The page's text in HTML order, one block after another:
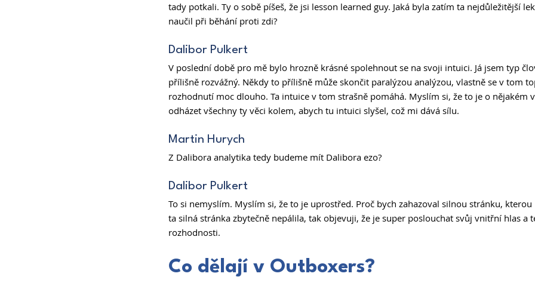
tady potkali. Ty o sobě píšeš, že jsi lesson learned guy. Jaká byla zatím ta nejdůležitější
naučil při běhání proti zdi?
Dalibor Pulkert
V poslední době pro mě bylo hrozně krásné spolehnout se na svoji intuici. Já jsem typ
přílišně rozvážný. Někdy to přílišně může skončit paralýzou analýzou, vlastně se v tom
rozhodnutí moc dlouho. Ta intuice v tom strašně pomáhá. Myslím si, že to je o nějakém
odházet všechny ty věci kolem, abych tu intuici slyšel, což mi dává sílu.
Martin Hurych
Z Dalibora analytika tedy budeme mít Dalibora ezo?
Dalibor Pulkert
To si nemyslím. Myslím si, že to je uprostřed. Proč bych zahazoval silnou stránku,
ta silná stránka zbytečně nepálila, tak objevuji, že je super poslouchat svůj vnitřní hlas a
rozhodnosti.
Co dělají v Outboxers?